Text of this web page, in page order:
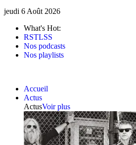
jeudi 6 Août 2026
What's Hot:
RSTLSS
Nos podcasts
Nos playlists
Accueil
Actus
ActusVoir plus